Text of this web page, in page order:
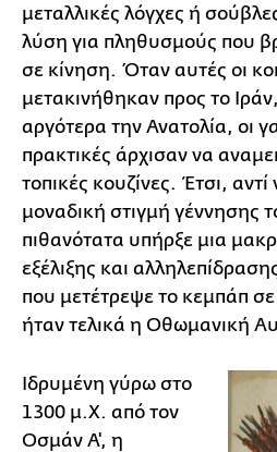
μεταλλικές λόγχες ή
λύση για πληθυσμούς που
σε κίνηση. Όταν αυτές οι
μετακινήθηκαν προς το
αργότερα την Ανατολία, οι
πρακτικές άρχισαν να
τοπικές κουζίνες. Έτσι, αντί
μοναδική στιγμή γέννησης
πιθανότατα υπήρξε μια
εξέλιξης και
που μετέτρεψε το κεμπάπ
ήταν τελικά η Οθωμανική
Ιδρυμένη γύρω στο
1300 μ.Χ. από τον
Οσμάν Α', η